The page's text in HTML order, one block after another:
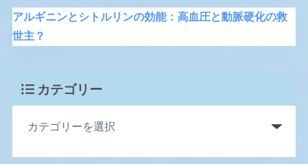
アルギニンとシトルリンの効能：高血圧と動脈硬化の救
世主？
カテゴリー